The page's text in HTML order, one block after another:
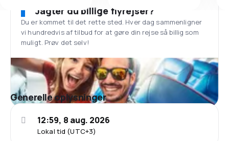
Jagter du billige flyrejser?
Du er kommet til det rette sted. Hver dag sammenligner
vi hundredvis af tilbud for at gøre din rejse så billig som
muligt. Prøv det selv!
Generelle oplysninger
Lokal tid (UTC+3)
12:59, 8 aug. 2026